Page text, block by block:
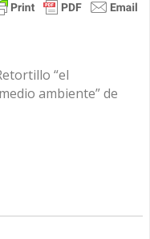
“el
ambiente” de